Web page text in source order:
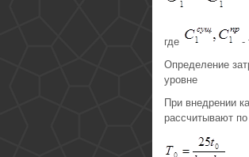
где
-
Определение
уровне
При внедрении
рассчитывают